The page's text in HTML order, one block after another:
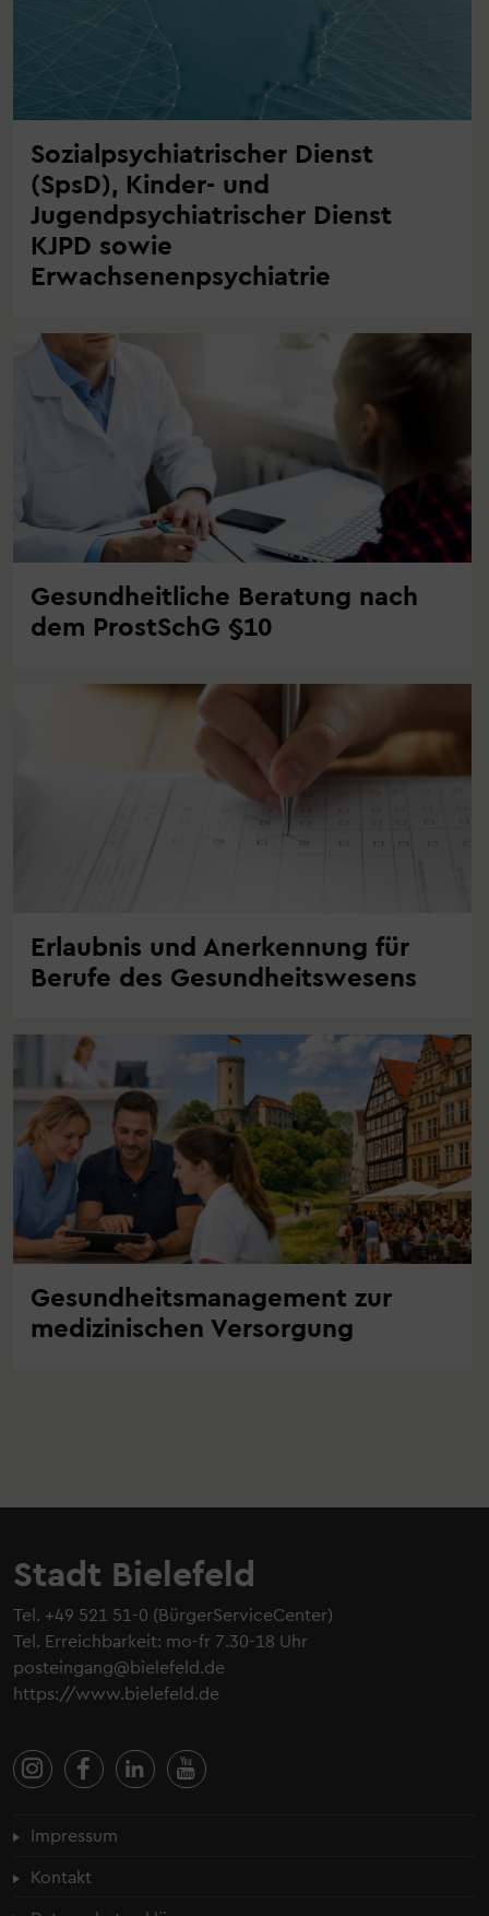
Sozialpsychiatrischer Dienst
(SpsD), Kinder- und
Jugendpsychiatrischer Dienst
KJPD sowie
Erwachsenenpsychiatrie
Gesundheitliche Beratung nach
dem ProstSchG §10
Erlaubnis und Anerkennung für
Berufe des Gesundheitswesens
Gesundheitsmanagement zur
medizinischen Versorgung
Stadt Bielefeld
Tel. +49 521 51-0 (BürgerServiceCenter)
Tel. Erreichbarkeit: mo-fr 7.30-18 Uhr
posteingang@bielefeld.de
https://www.bielefeld.de
Fußzeilenmenü
Impressum
Kontakt